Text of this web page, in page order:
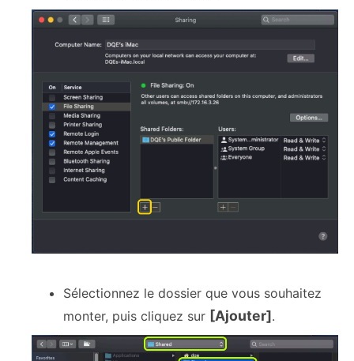
Sélectionnez le dossier que vous souhaitez
monter, puis cliquez sur [Ajouter].